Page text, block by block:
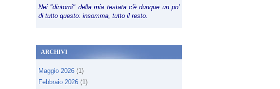
Nei "dintorni" della mia testata c'è dunque un po'
di tutto questo: insomma, tutto il resto.
ARCHIVI
Maggio 2026 (1)
Febbraio 2026 (1)